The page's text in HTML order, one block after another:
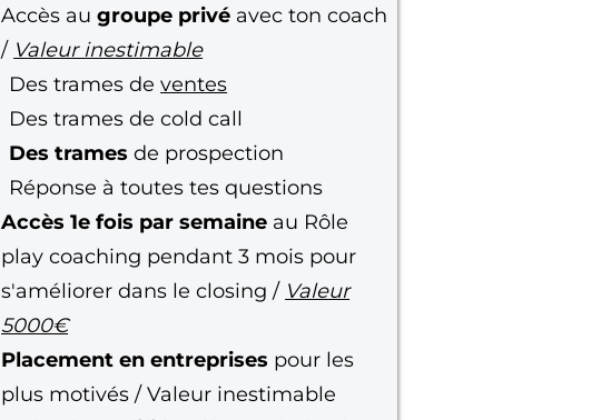
Accès augroupe privé avec ton coach
/ Valeur inestimable
Des trames deventes
Des trames de cold call
Des trames de prospection
Réponse à toutes tes questions
Accès 1e fois par semaine au Rôle
play coaching pendant 3 mois pour
s'améliorer dans le closing / Valeur
5000€
Placement en entreprises pour les
plus motivés / Valeur inestimable